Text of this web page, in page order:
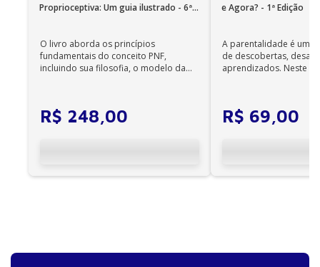
Não é permitida a impressão dos e-books;
dispositivos Kindle, Nook, Kobo e Lev;
Proprioceptiva: Um guia ilustrado - 6ª
O livro aborda os princípios
fundamentais do conceito PNF,
incluindo sua filosofia, o modelo da
R$ 248,00
e Agora? - 1ª Edição
A parentalidade é uma
de descobertas,
aprendizados. Neste
R$ 69,00